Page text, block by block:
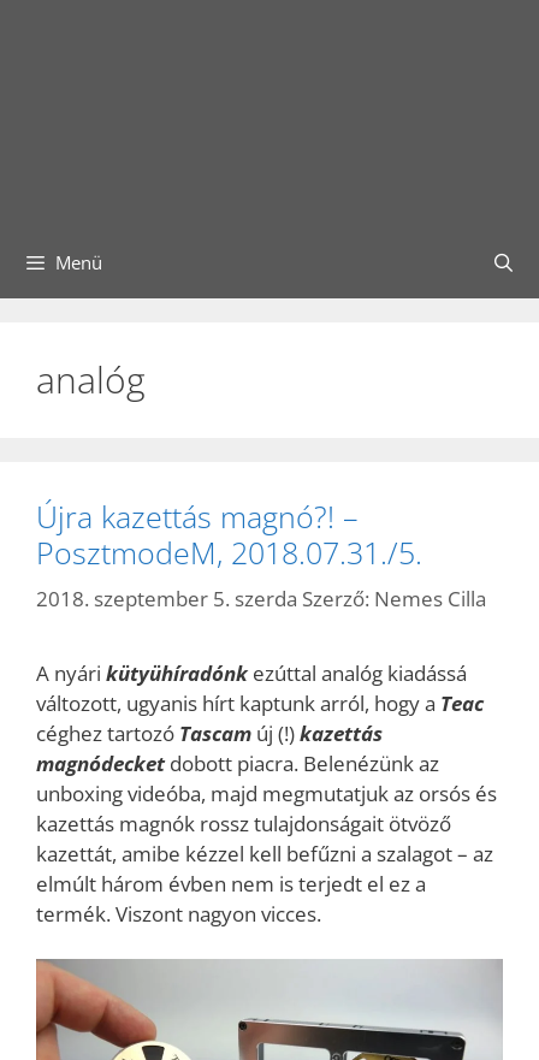
Menü
analóg
Újra kazettás magnó?! –
PosztmodeM, 2018.07.31./5.
2018. szeptember 5. szerda Szerző: Nemes Cilla
A nyári kütyühíradónk ezúttal analóg kiadássá
változott, ugyanis hírt kaptunk arról, hogy a Teac
céghez tartozó Tascam új (!)kazettás
magnódecket dobott piacra. Belenézünk az
unboxing videóba, majd megmutatjuk az orsós és
kazettás magnók rossz tulajdonságait ötvöző
kazettát, amibe kézzel kell befűzni a szalagot – az
elmúlt három évben nem is terjedt el ez a
termék. Viszont nagyon vicces.